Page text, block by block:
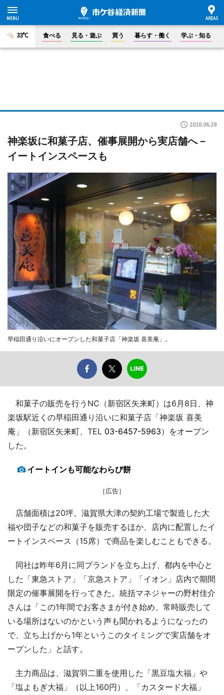
33°C 食べる 見る・遊ぶ 買う 暮らす・働く 学ぶ・知る
2010.06.28
神楽坂に和菓子店、催事展開から実店舗へ－
イートインスペースも
早稲田通り沿いにオープンした和菓子店「神楽坂 喜美庵」。
和菓子の販売を行うNC（新宿区矢来町）は6月8日、神
楽坂駅近くの早稲田通り沿いに和菓子店「神楽坂 喜美
庵」（新宿区矢来町、TEL 03-6457-5963）をオープン
した。
イートインも可能なわらび餅
［広告］
店舗面積は20坪。滋賀県大津の契約工場で製造した大
福や団子などの和菓子を販売するほか、店内に配置したイ
ートインスペース（15席）で商品を楽しむこともできる。
同社は昨年6月に同ブランドを立ち上げ、都内を中心と
した「東急ストア」「京急ストア」「イオン」店内で期間
限定の催事展開を行ってきた。統括マネジャーの野村佳介
さんは「この1年間でお客さまが付き始め、常時販売して
いる場所はないのかという声も聞かれるようになったの
で、立ち上げから1年というこのタイミングで実店舗をオ
ープンした」と話す。
主力商品は、滋賀羽二重を使用した「黒豆塩大福」や
「塩よもぎ大福」（以上160円）、「カスタード大福」